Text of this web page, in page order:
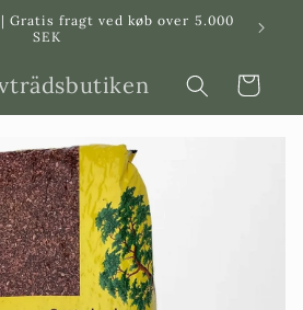
Gratis fragt ved køb over 5.000
SEK
Indkøbskurv